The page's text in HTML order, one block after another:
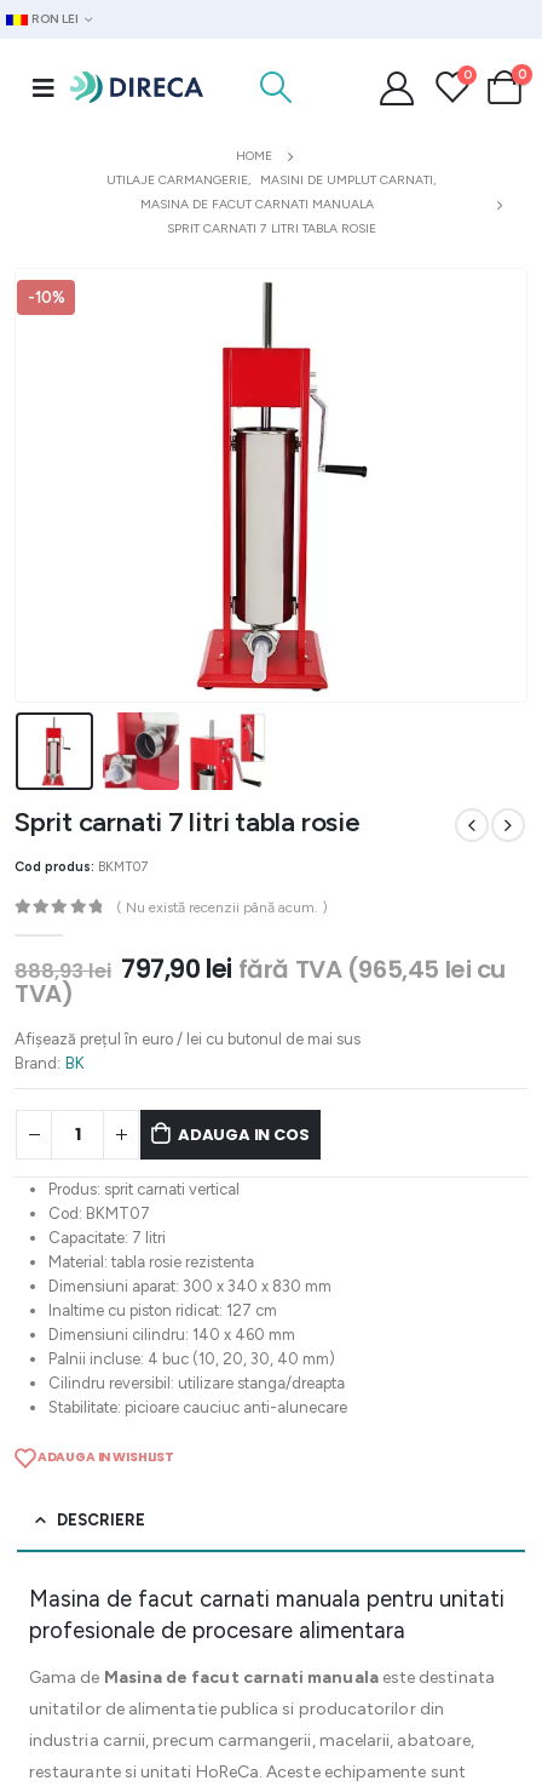
RON LEI
0 0
HOME
UTILAJE CARMANGERIE, MASINI DE UMPLUT CARNATI,
MASINA DE FACUT CARNATI MANUALA
SPRIT CARNATI 7 LITRI TABLA ROSIE
-10%
Sprit carnati 7 litri tabla rosie
Cod produs: BKMT07
( Nu există recenzii până acum. )
888,93lei Prețul
inițial
fost:
797,90 lei Prețul
797,90 lei.
fără TVA (965,45 lei cu
TVA)
Afișează prețul în euro / lei cu butonul de mai sus
Brand: BK
ADAUGA IN COS
Produs: sprit carnati vertical
Cod: BKMT07
Capacitate: 7 litri
Material: tabla rosie rezistenta
Dimensiuni aparat: 300 x 340 x 830 mm
Inaltime cu piston ridicat: 127 cm
Dimensiuni cilindru: 140 x 460 mm
Palnii incluse: 4 buc (10, 20, 30, 40 mm)
Cilindru reversibil: utilizare stanga/dreapta
Stabilitate: picioare cauciuc anti-alunecare
ADAUGA IN WISHLIST
DESCRIERE
Masina de facut carnati manuala pentru unitati
profesionale de procesare alimentara
Gama de Masina de facut carnati manualaeste destinata
unitatilor de alimentatie publica si producatorilor din
industria carnii, precum carmangerii, macelarii, abatoare,
restaurante si unitati HoReCa. Aceste echipamente sunt